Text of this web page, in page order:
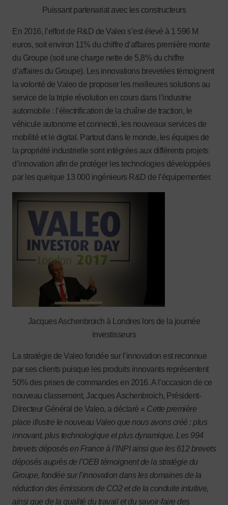
Puissant partenariat avec les constructeurs
En 2016, l’effort de R&D de Valeo s’est élevé à 1 596 M
euros, soit environ 11% du chiffre d’affaires première monte
du Groupe (soit une charge nette de 5,8% du chiffre
d’affaires du Groupe). Les innovations brevetées témoignent
la volonté de Valeo de proposer les meilleures solutions au
service de la triple révolution en cours dans l’industrie
automobile : l’électrification de la chaîne de traction, le
véhicule autonome et connecté, les nouveaux services de
mobilité et le digital. Partout dans le monde, les équipes de
la propriété industrielle sont intégrées aux différents projets
d’innovation afin de protéger les technologies développées
par les quelque 13 000 ingénieurs R&D de l’équipementier.
Jacques Aschenbroich à Londres lors de la journée
investisseurs
La stratégie de Valeo fondée sur l’innovation est reconnue
par ses clients puisque les produits innovants représentent
50% des prises de commandes en 2016. A l’occasion de ce
nouveau classement, Jacques Aschenbroich, Président-
Directeur Général de Valeo, a déclaré « Cette première
place illustre le nouveau Valeo que nous avons créé : plus
innovant, plus technologique et plus dynamique. Les 994
brevets déposés en France à l’INPI ainsi que les 612 brevets
déposés auprès de l’OEB témoignent de la stratégie du
Groupe, fondée sur l’innovation dans les domaines de la
réduction des émissions de CO2 et de la conduite intuitive,
ainsi que de la qualité du travail et du savoir-faire des